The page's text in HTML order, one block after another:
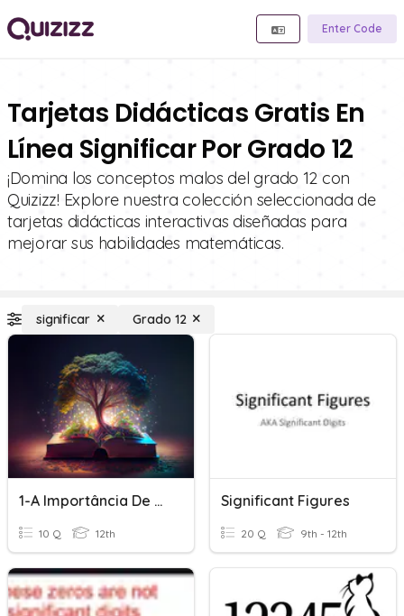
Enter Code
Tarjetas Didácticas Gratis En
Línea Significar Por Grado 12
¡Domina los conceptos malos del grado 12 con
Quizizz! Explore nuestra colección seleccionada de
tarjetas didácticas interactivas diseñadas para
mejorar sus habilidades matemáticas.
significar Grado 12
1-A Importância De Conhecer E Significar O Mundo
10 Q 12th
Significant Figures
20 Q 9th - 12th